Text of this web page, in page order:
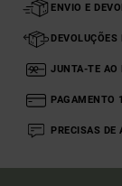
ENVIO E
JUNTA-TE AO
PAGAMENTO
PRECISAS DE